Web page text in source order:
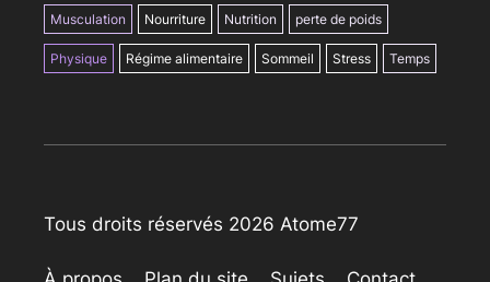
Musculation Nourriture Nutrition perte de poids
Physique Régime alimentaire Sommeil Stress Temps
Tous droits réservés 2026 Atome77